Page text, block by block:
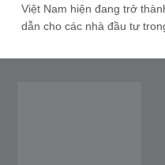
Việt Nam hiện đang trở
dẫn cho các nhà đầu tư
khu công nghiệp (KCN).